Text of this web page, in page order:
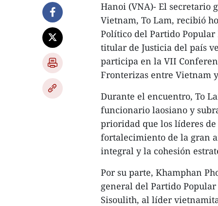
​Hanoi (VNA)- El secretario
Vietnam, To Lam, recibió
Político del Partido
titular de Justicia del país
participa en la VII
Fronterizas entre Vietnam
Durante el encuentro, To
funcionario laosiano y
prioridad que los líderes de
fortalecimiento de la gran
integral y la cohesión
Por su parte, Khamphan
general del Partido
Sisoulith, al líder